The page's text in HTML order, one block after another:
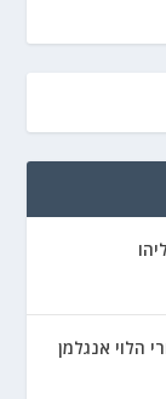
הלוי אנגלמן